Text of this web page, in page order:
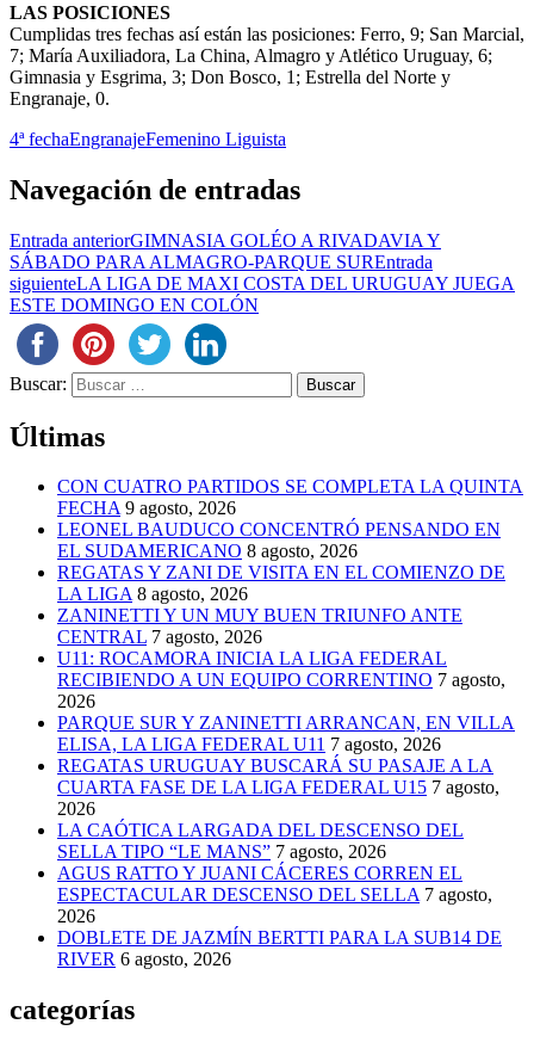
LAS POSICIONES
Cumplidas tres fechas así están las posiciones: Ferro, 9; San Marcial,
7; María Auxiliadora, La China, Almagro y Atlético Uruguay, 6;
Gimnasia y Esgrima, 3; Don Bosco, 1; Estrella del Norte y
Engranaje, 0.
4ª fechaEngranajeFemenino Liguista
Navegación de entradas
Entrada anteriorGIMNASIA GOLÉO A RIVADAVIA Y
SÁBADO PARA ALMAGRO-PARQUE SUREntrada
siguienteLA LIGA DE MAXI COSTA DEL URUGUAY JUEGA
ESTE DOMINGO EN COLÓN
Buscar:
Últimas
CON CUATRO PARTIDOS SE COMPLETA LA QUINTA
FECHA 9 agosto, 2026
LEONEL BAUDUCO CONCENTRÓ PENSANDO EN
EL SUDAMERICANO 8 agosto, 2026
REGATAS Y ZANI DE VISITA EN EL COMIENZO DE
LA LIGA 8 agosto, 2026
ZANINETTI Y UN MUY BUEN TRIUNFO ANTE
CENTRAL 7 agosto, 2026
U11: ROCAMORA INICIA LA LIGA FEDERAL
RECIBIENDO A UN EQUIPO CORRENTINO 7 agosto,
2026
PARQUE SUR Y ZANINETTI ARRANCAN, EN VILLA
ELISA, LA LIGA FEDERAL U11 7 agosto, 2026
REGATAS URUGUAY BUSCARÁ SU PASAJE A LA
CUARTA FASE DE LA LIGA FEDERAL U15 7 agosto,
2026
LA CAÓTICA LARGADA DEL DESCENSO DEL
SELLA TIPO “LE MANS” 7 agosto, 2026
AGUS RATTO Y JUANI CÁCERES CORREN EL
ESPECTACULAR DESCENSO DEL SELLA 7 agosto,
2026
DOBLETE DE JAZMÍN BERTTI PARA LA SUB14 DE
RIVER 6 agosto, 2026
categorías